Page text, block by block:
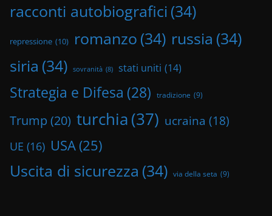
racconti autobiografici (34)
repressione (10) romanzo (34) russia (34)
siria (34) sovranità (8) stati uniti (14)
Strategia e Difesa (28) tradizione (9)
Trump (20) turchia(37) ucraina (18)
UE (16) USA (25)
Uscita di sicurezza (34) via della seta (9)